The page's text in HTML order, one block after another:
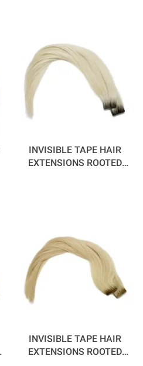
INVISIBLE TAPE HAIR
EXTENSIONS ROOTED
INVISIBLE TAPE HAIR
EXTENSIONS ROOTED